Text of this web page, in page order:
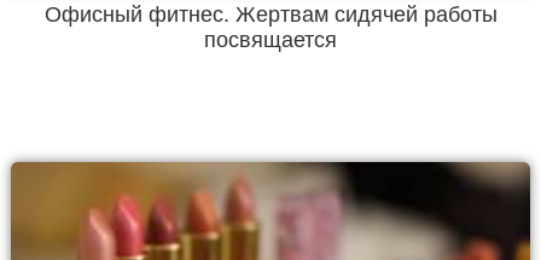
Офисный фитнес. Жертвам сидячей работы
посвящается